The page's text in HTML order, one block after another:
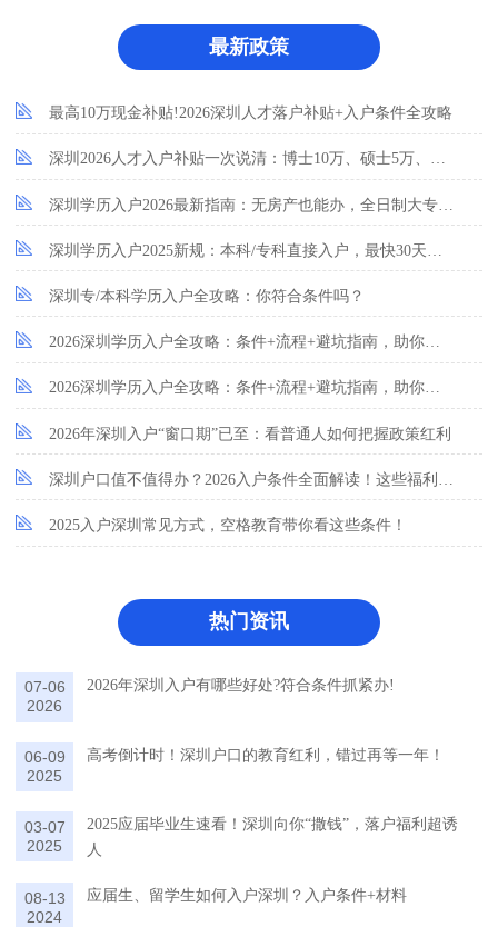
最新政策
最高10万现金补贴!2026深圳人才落户补贴+入户条件全攻略
深圳2026人才入户补贴一次说清：博士10万、硕士5万、本科3万!
深圳学历入户2026最新指南：无房产也能办，全日制大专以上速看！
深圳专/本科学历入户全攻略：你符合条件吗？
2026深圳学历入户全攻略：条件+流程+避坑指南，助你快速拿深户！
2026深圳学历入户全攻略：条件+流程+避坑指南，助你快速拿深户！
2026年深圳入户“窗口期”已至：看普通人如何把握政策红利
2025入户深圳常见方式，空格教育带你看这些条件！
热门资讯
07-06
2026
2026年深圳入户有哪些好处?符合条件抓紧办!
06-09
2025
高考倒计时！深圳户口的教育红利，错过再等一年！
03-07
2025
2025应届毕业生速看！深圳向你“撒钱”，落户福利超诱
人
08-13
2024
应届生、留学生如何入户深圳？入户条件+材料